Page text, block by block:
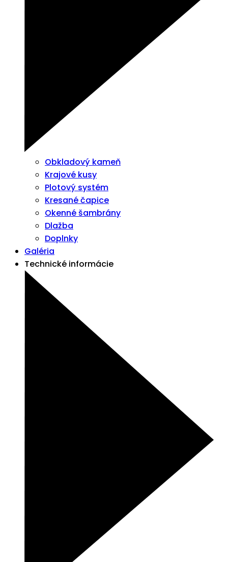
Obkladový kameň
Krajové kusy
Plotový systém
Kresané čapice
Okenné šambrány
Dlažba
Doplnky
Galéria
Technické informácie